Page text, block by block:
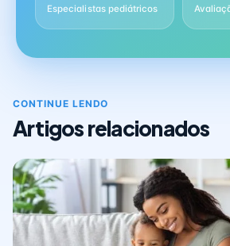
Especialistas pediátricos
CONTINUE LENDO
Artigos relacionados